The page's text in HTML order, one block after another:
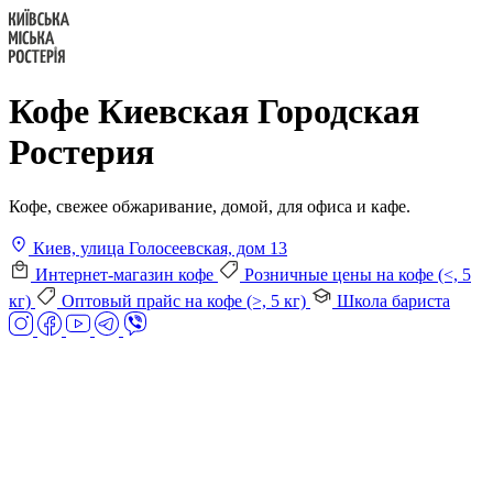
Кофе Киевская Городская
Ростерия
Кофе, свежее обжаривание, домой, для офиса и кафе.
Киев, улица Голосеевская, дом 13
Интернет-магазин кофе
Розничные цены на кофе (<, 5
кг)
Оптовый прайс на кофе (>, 5 кг) Школа бариста